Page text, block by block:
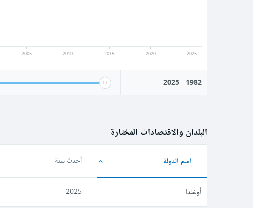
2005 2010 2015 2020 2025
1982
-
2025
البلدان والاقتصادات المختارة
اسم الدولة أحدث سنة
أوغندا 2025